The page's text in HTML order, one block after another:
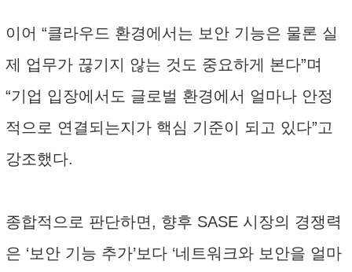
이어 “클라우드 환경에서는 보안 기능은 물론 실
제 업무가 끊기지 않는 것도 중요하게 본다”며
“기업 입장에서도 글로벌 환경에서 얼마나 안정
적으로 연결되는지가 핵심 기준이 되고 있다”고
강조했다.
종합적으로 판단하면, 향후 SASE 시장의 경쟁력
은 ‘보안 기능 추가’보다 ‘네트워크와 보안을 얼마